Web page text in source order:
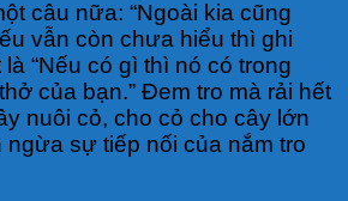
câu nữa: “Ngoài kia cũng
vẫn còn chưa hiểu thì ghi
“Nếu có gì thì nó có trong
của bạn.” Đem tro mà rải hết
nuôi cỏ, cho cỏ cho cây lớn
sự tiếp nối của nắm tro